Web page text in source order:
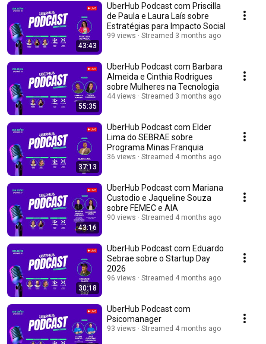
43:43
UberHub Podcast com Priscilla
de Paula e Laura Laís sobre
Estratégias para Impacto Social
99 views Streamed 3 months ago
55:35
UberHub Podcast com Barbara
Almeida e Cinthia Rodrigues
sobre Mulheres na Tecnologia
44 views Streamed 3 months ago
37:13
UberHub Podcast com Elder
Lima do SEBRAE sobre
Programa Minas Franquia
36 views Streamed 4 months ago
43:16
UberHub Podcast com Mariana
Custodio e Jaqueline Souza
sobre FEMEC e AIA
90 views Streamed 4 months ago
30:18
UberHub Podcast com Eduardo
Sebrae sobre o Startup Day
2026
96 views Streamed 4 months ago
UberHub Podcast com
Psicomanager
93 views Streamed 4 months ago